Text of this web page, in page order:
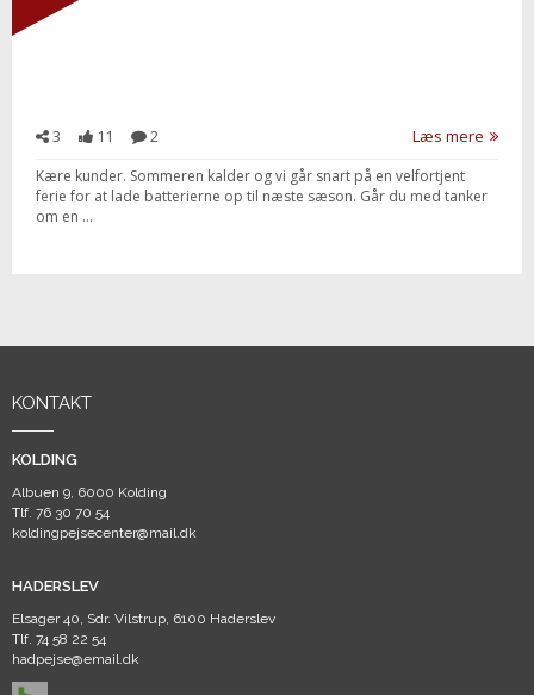
3 11 2 Læs mere
Kære kunder. Sommeren kalder og vi går snart på en velfortjent
ferie for at lade batterierne op til næste sæson. Går du med tanker
om en ...
KONTAKT
KOLDING
Albuen 9, 6000 Kolding
Tlf. 76 30 70 54
koldingpejsecenter@mail.dk
HADERSLEV
Elsager 40, Sdr. Vilstrup, 6100 Haderslev
Tlf. 74 58 22 54
hadpejse@email.dk